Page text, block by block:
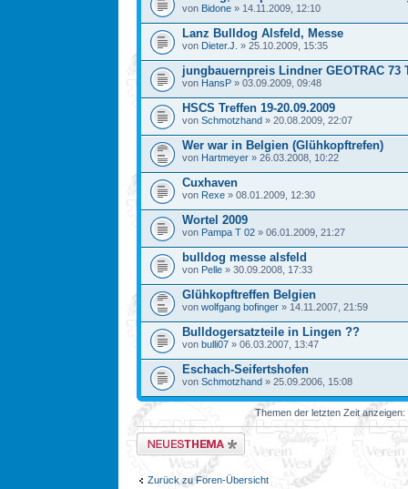
von Bidone » 14.11.2009, 12:10
Lanz Bulldog Alsfeld, Messe
von Dieter.J. » 25.10.2009, 15:35
jungbauernpreis Lindner GEOTRAC 73
von HansP » 03.09.2009, 09:48
HSCS Treffen 19-20.09.2009
von Schmotzhand » 20.08.2009, 22:07
Wer war in Belgien (Glühkopftrefen)
von Hartmeyer » 26.03.2008, 10:22
Cuxhaven
von Rexe » 08.01.2009, 12:30
Wortel 2009
von Pampa T 02 » 06.01.2009, 21:27
bulldog messe alsfeld
von Pelle » 30.09.2008, 17:33
Glühkopftreffen Belgien
von wolfgang bofinger » 14.11.2007, 21:59
Bulldogersatzteile in Lingen ??
von bulli07 » 06.03.2007, 13:47
Eschach-Seifertshofen
von Schmotzhand » 25.09.2006, 15:08
Themen der letzten Zeit anzeigen:
Neues Thema erstellen
Zurück zu Foren-Übersicht